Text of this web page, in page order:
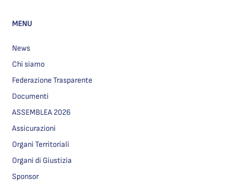
MENU
News
Chi siamo
Federazione Trasparente
Documenti
ASSEMBLEA 2026
Assicurazioni
Organi Territoriali
Organi di Giustizia
Sponsor